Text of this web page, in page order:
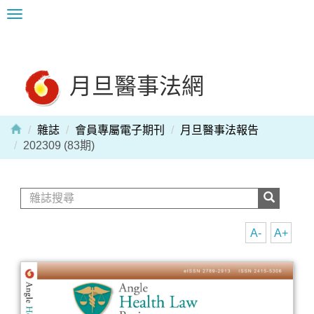
Toggle
月旦醫事法網
雜誌 會員專屬電子期刊
月旦醫事法報告
202309 (83期)
A+
A-